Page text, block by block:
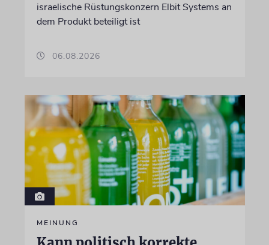
israelische Rüstungskonzern Elbit Systems an
dem Produkt beteiligt ist
06.08.2026
MEINUNG